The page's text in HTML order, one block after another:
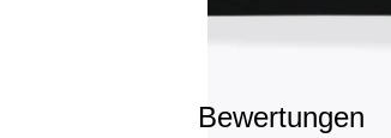
Bewertungen